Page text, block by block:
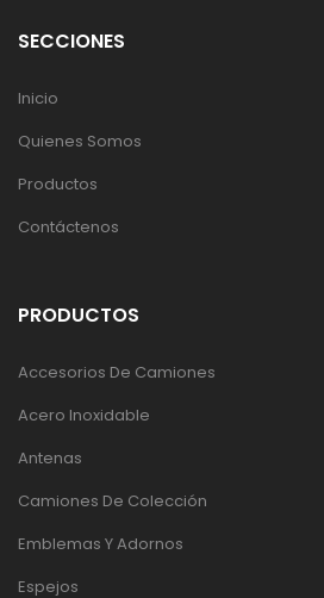
SECCIONES
Inicio
Quienes Somos
Productos
Contáctenos
PRODUCTOS
Accesorios De Camiones
Acero Inoxidable
Antenas
Camiones De Colección
Emblemas Y Adornos
Espejos